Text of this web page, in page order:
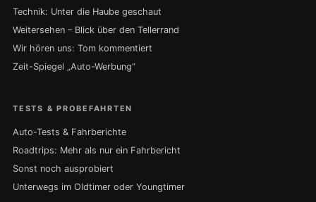
Technik: Unter die Haube geschaut
Weitersehen – Blick über den Tellerrand
Wir hören uns: Tom kommentiert
Zeit-Spiegel „Auto-Werbung“
TESTS & PROBEFAHRTEN
Auto-Tests & Fahrberichte
Roadtrips: Mehr als nur ein Fahrbericht
Sonst noch ausprobiert
Unterwegs im Oldtimer oder Youngtimer